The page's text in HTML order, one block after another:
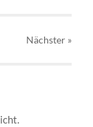
Nächster »